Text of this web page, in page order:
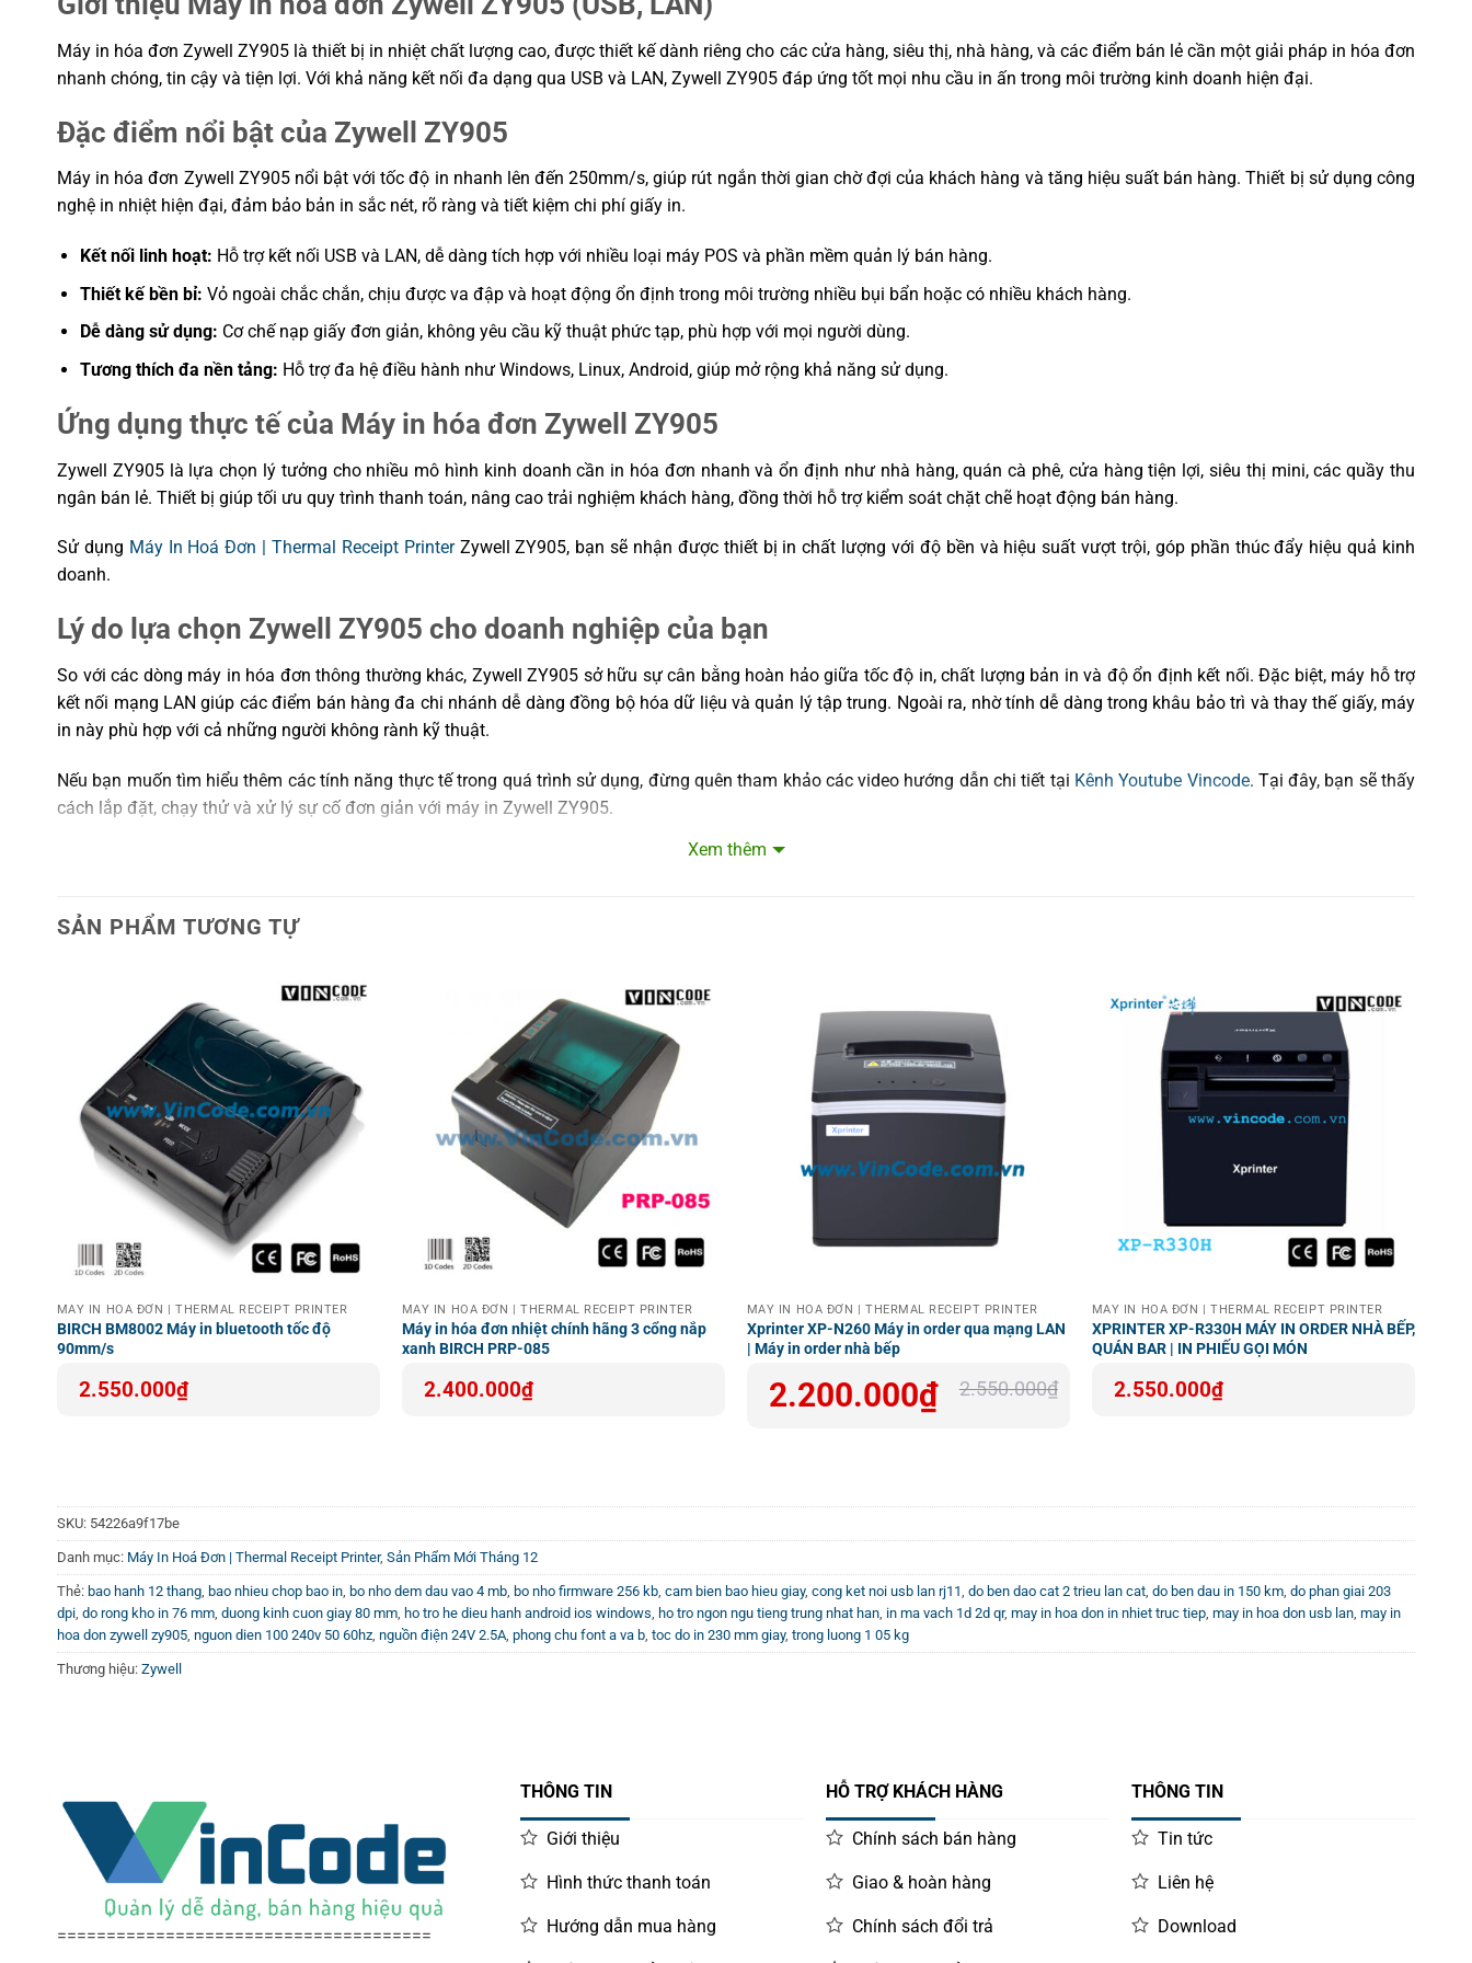
Độ bền đầu in
150 km
Độ bền dao cắt
2 triệu lần cắt
Bảo hành
12 tháng
Máy in hóa đơn Zywell ZY905 là thiết bị in nhiệt chất lượng cao, được thiết kế dành riêng cho các cửa hàng, siêu thị, nhà hàng, và các điểm bán lẻ cần một giải pháp in hóa đơn
nhanh chóng, tin cậy và tiện lợi. Với khả năng kết nối đa dạng qua USB và LAN, Zywell ZY905 đáp ứng tốt mọi nhu cầu in ấn trong môi trường kinh doanh hiện đại.
Đặc điểm nổi bật của Zywell ZY905
Máy in hóa đơn Zywell ZY905 nổi bật với tốc độ in nhanh lên đến 250mm/s, giúp rút ngắn thời gian chờ đợi của khách hàng và tăng hiệu suất bán hàng. Thiết bị sử dụng công
nghệ in nhiệt hiện đại, đảm bảo bản in sắc nét, rõ ràng và tiết kiệm chi phí giấy in.
Kết nối linh hoạt: Hỗ trợ kết nối USB và LAN, dễ dàng tích hợp với nhiều loại máy POS và phần mềm quản lý bán hàng.
Thiết kế bền bỉ: Vỏ ngoài chắc chắn, chịu được va đập và hoạt động ổn định trong môi trường nhiều bụi bẩn hoặc có nhiều khách hàng.
Dễ dàng sử dụng: Cơ chế nạp giấy đơn giản, không yêu cầu kỹ thuật phức tạp, phù hợp với mọi người dùng.
Tương thích đa nền tảng: Hỗ trợ đa hệ điều hành như Windows, Linux, Android, giúp mở rộng khả năng sử dụng.
Ứng dụng thực tế của Máy in hóa đơn Zywell ZY905
Zywell ZY905 là lựa chọn lý tưởng cho nhiều mô hình kinh doanh cần in hóa đơn nhanh và ổn định như nhà hàng, quán cà phê, cửa hàng tiện lợi, siêu thị mini, các quầy thu
ngân bán lẻ. Thiết bị giúp tối ưu quy trình thanh toán, nâng cao trải nghiệm khách hàng, đồng thời hỗ trợ kiểm soát chặt chẽ hoạt động bán hàng.
Sử dụng Máy In Hoá Đơn | Thermal Receipt PrinterZywell ZY905, bạn sẽ nhận được thiết bị in chất lượng với độ bền và hiệu suất vượt trội, góp phần thúc đẩy hiệu quả kinh
doanh.
Lý do lựa chọn Zywell ZY905 cho doanh nghiệp của bạn
So với các dòng máy in hóa đơn thông thường khác, Zywell ZY905 sở hữu sự cân bằng hoàn hảo giữa tốc độ in, chất lượng bản in và độ ổn định kết nối. Đặc biệt, máy hỗ trợ
kết nối mạng LAN giúp các điểm bán hàng đa chi nhánh dễ dàng đồng bộ hóa dữ liệu và quản lý tập trung. Ngoài ra, nhờ tính dễ dàng trong khâu bảo trì và thay thế giấy, máy
in này phù hợp với cả những người không rành kỹ thuật.
Nếu bạn muốn tìm hiểu thêm các tính năng thực tế trong quá trình sử dụng, đừng quên tham khảo các video hướng dẫn chi tiết tại Kênh Youtube Vincode. Tại đây, bạn sẽ thấy
cách lắp đặt, chạy thử và xử lý sự cố đơn giản với máy in Zywell ZY905.
Máy in hóa đơn Zywell ZY905 (USB, LAN) là giải pháp in ấn tối ưu cho mọi doanh nghiệp vừa và nhỏ muốn nâng cao năng suất bán hàng và cải thiện trải nghiệm của khách
hàng. Với thiết kế bền bỉ, kết nối linh hoạt và tốc độ in vượt trội, Zywell ZY905 hoàn toàn xứng đáng là trợ thủ đắc lực cho hoạt động kinh doanh của bạn.
Xem thêm
SẢN PHẨM TƯƠNG TỰ
MÁY IN HOÁ ĐƠN | THERMAL RECEIPT PRINTER
BIRCH BM8002 Máy in bluetooth tốc độ
90mm/s
2.550.000₫
MÁY IN HOÁ ĐƠN | THERMAL RECEIPT PRINTER
Máy in hóa đơn nhiệt chính hãng 3 cổng nắp
xanh BIRCH PRP-085
2.400.000₫
MÁY IN HOÁ ĐƠN | THERMAL RECEIPT PRINTER
Xprinter XP-N260 Máy in order qua mạng LAN
| Máy in order nhà bếp
2.550.000₫
Giá
gốc
2.200.000₫
Giá
hiện
MÁY IN HOÁ ĐƠN | THERMAL RECEIPT PRINTER
XPRINTER XP-R330H MÁY IN ORDER NHÀ BẾP,
QUÁN BAR | IN PHIẾU GỌI MÓN
2.550.000₫
SKU: 54226a9f17be
Danh mục: Máy In Hoá Đơn | Thermal Receipt Printer, Sản Phẩm Mới Tháng 12
Thẻ: bao hanh 12 thang bao nhieu chop bao in bo nho dem dau vao 4 mb bo nho firmware 256 kb cam bien bao hieu giay, cong ket noi usb lan rj11 do ben dao cat 2 trieu lan cat do ben dau in 150 km do phan giai 203
dpi do rong kho in 76 mm duong kinh cuon giay 80 mm ho tro he dieu hanh android ios windows ho tro ngon ngu tieng trung nhat han in ma vach 1d 2d qr, may in hoa don in nhiet truc tiep may in hoa don usb lan may in
hoa don zywell zy905 nguon dien 100 240v 50 60hz nguồn điện 24V 2.5A phong chu font a va b toc do in 230 mm giay, trong luong 1 05 kg
Thương hiệu: Zywell
======================================
THÔNG TIN
Giới thiệu
Hình thức thanh toán
Hướng dẫn mua hàng
HỖ TRỢ KHÁCH HÀNG
Chính sách bán hàng
Giao & hoàn hàng
Chính sách đổi trả
THÔNG TIN
Tin tức
Liên hệ
Download